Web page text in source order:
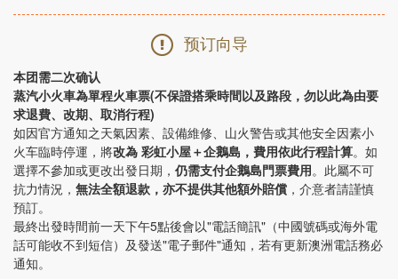
预订向导
本团需二次确认
蒸汽小火車為單程火車票(不保證搭乘時間以及路段，勿以此為由要
求退費、改期、取消行程)
如因官方通知之天氣因素、設備維修、山火警告或其他安全因素小
火车臨時停運，將改為 彩虹小屋＋企鵝島，費用依此行程計算。如
選擇不參加或更改出發日期， 仍需支付企鵝島門票費用。此屬不可
抗力情況， 無法全額退款，亦不提供其他額外賠償 ，介意者請謹慎
預訂。
最終出發時間前一天下午5點後會以"電話簡訊"（中國號碼或海外電
話可能收不到短信）及發送"電子郵件"通知，若有更新澳洲電話務必
通知。